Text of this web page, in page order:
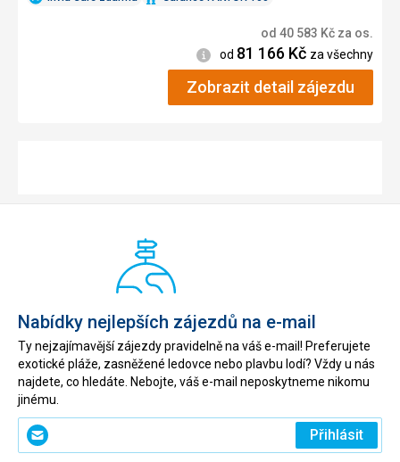
od 40 583 Kč za os.
Informace
od 81 166 Kč za všechny
Zobrazit detail zájezdu
Nabídky nejlepších zájezdů na e-mail
Ty nejzajímavější zájezdy pravidelně na váš e-mail! Preferujete
exotické pláže, zasněžené ledovce nebo plavbu lodí? Vždy u nás
najdete, co hledáte. Nebojte, váš e-mail neposkytneme nikomu
jinému.
Zadejte
svůj
Přihlásit